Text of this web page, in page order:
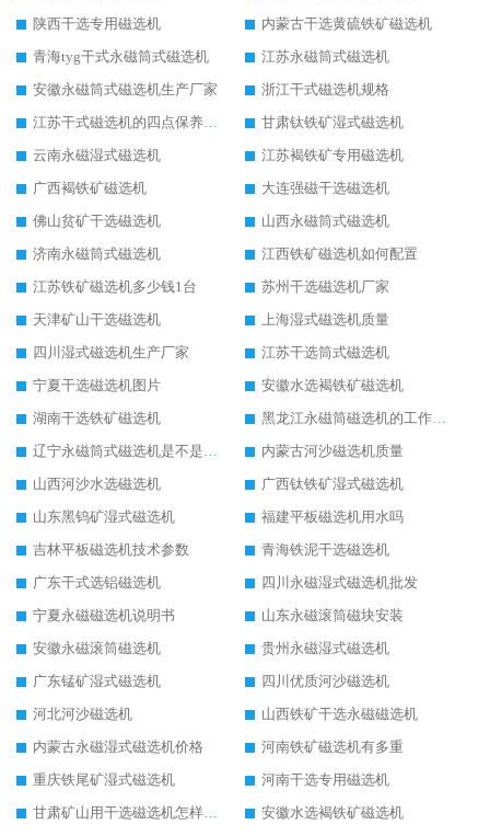
陕西干选专用磁选机
内蒙古干选黄硫铁矿磁选机
青海tyg干式永磁筒式磁选机
江苏永磁筒式磁选机
安徽永磁筒式磁选机生产厂家
浙江干式磁选机规格
江苏干式磁选机的四点保养秘籍
甘肃钛铁矿湿式磁选机
云南永磁湿式磁选机
江苏褐铁矿专用磁选机
广西褐铁矿磁选机
大连强磁干选磁选机
佛山贫矿干选磁选机
山西永磁筒式磁选机
济南永磁筒式磁选机
江西铁矿磁选机如何配置
江苏铁矿磁选机多少钱1台
苏州干选磁选机厂家
天津矿山干选磁选机
上海湿式磁选机质量
四川湿式磁选机生产厂家
江苏干选筒式磁选机
宁夏干选磁选机图片
安徽水选褐铁矿磁选机
湖南干选铁矿磁选机
黑龙江永磁筒磁选机的工作原理
辽宁永磁筒式磁选机是不是强磁
内蒙古河沙磁选机质量
山西河沙水选磁选机
广西钛铁矿湿式磁选机
山东黑钨矿湿式磁选机
福建平板磁选机用水吗
吉林平板磁选机技术参数
青海铁泥干选磁选机
广东干式选铝磁选机
四川永磁湿式磁选机批发
宁夏永磁磁选机说明书
山东永磁滚筒磁块安装
安徽永磁滚筒磁选机
贵州永磁湿式磁选机
广东锰矿湿式磁选机
四川优质河沙磁选机
河北河沙磁选机
山西铁矿干选永磁磁选机
内蒙古永磁湿式磁选机价格
河南铁矿磁选机有多重
重庆铁尾矿湿式磁选机
河南干选专用磁选机
甘肃矿山用干选磁选机怎样调磁
安徽水选褐铁矿磁选机